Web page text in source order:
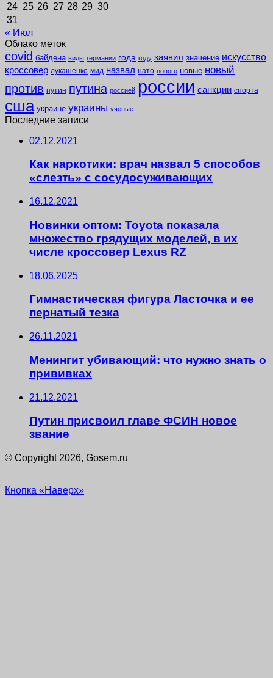
24 25 26 27 28 29 30
31
« Июл
Облако меток
covid байдена виды германии года году заявил значение искусство
кроссовер лукашенко мид назвал нато нового новые новый
против путин путина россией россии санкции спорта
сша украине украины ученые
Последние записи
02.12.2021
Как наркотики: врач назвал 5 способов
«слезть» с сосудосуживающих
16.12.2021
Новинки оптом: Toyota показала
множество грядущих моделей, в их
числе кроссовер Lexus RZ
18.06.2025
Гимнастическая фигура Ласточка и ее
пернатый тезка
26.11.2021
Менингит убивающий: что нужно знать о
прививках
21.12.2021
Путин присвоил главе ФСИН новое
звание
© Copyright 2026, Gosem.ru
Кнопка «Наверх»